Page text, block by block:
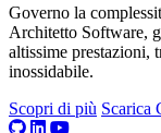
Governo la
Architetto Software,
altissime prestazioni,
inossidabile.
Scopri di più Scarica